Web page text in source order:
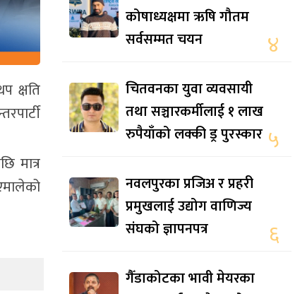
क्षति
मात्र
कोषाध्यक्षमा ऋषि गौतम
सर्वसम्मत चयन
४
चितवनका युवा व्यवसायी
तथा सञ्चारकर्मीलाई १ लाख
रुपैयाँको लक्की ड्र पुरस्कार ५
नवलपुरका प्रजिअ र प्रहरी
प्रमुखलाई उद्योग वाणिज्य
संघको ज्ञापनपत्र
६
गैँडाकोटका भावी मेयरका